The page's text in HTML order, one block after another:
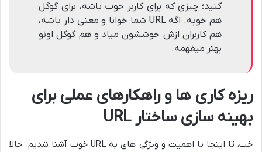
کنید؛ چیزی که برای کاربر خوب باشه، برای گوگل
هم خوبه. اگه URL شما خوانا و معنی دار باشه،
هم کاربران ازش خوششون میاد و هم گوگل اونو
بهتر میفهمه.
ریزه کاری ها و راهکارهای عملی برای
بهینه سازی ساختار URL
خب، تا اینجا با اهمیت و ویژگی های یه URL خوب آشنا شدیم. حالا